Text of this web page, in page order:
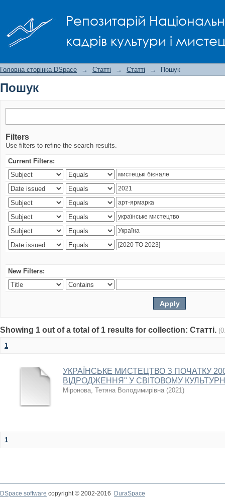
Репозитарій
кадрів культури і
Головна сторінка DSpace → Статті → Статті → Пошук
Пошук
Filters
Use filters to refine the search results.
Current Filters:
New Filters:
Showing 1 out of a total of 1 results for collection: Статті.
1
УКРАЇНСЬКЕ МИСТЕЦТВО З ПОЧАТКУ
ВІДРОДЖЕННЯ" У СВІТОВОМУ
Міронова, Тетяна Володимирівна (2021)
1
DSpace software copyright © 2002-2016
DuraSpace